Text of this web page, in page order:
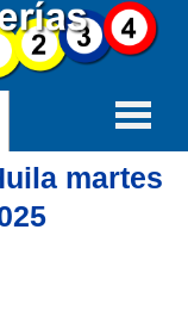
martes